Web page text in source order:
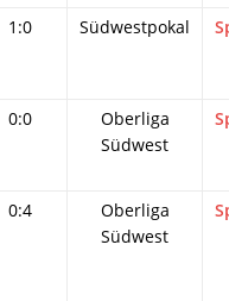
1:0 Südwestpokal
0:0
Oberliga
Südwest
0:4
Oberliga
Südwest